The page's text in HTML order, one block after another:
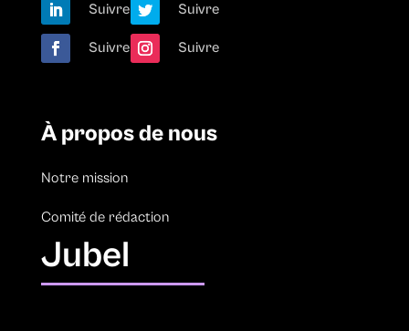
Suivre Suivre
Suivre Suivre
À propos de nous
Notre mission
Comité de rédaction
Jubel